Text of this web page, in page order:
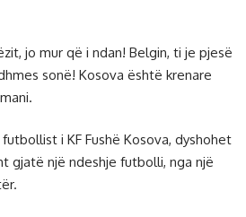
jo mur që i ndan! Belgin, ti je pjesë
sonë! Kosova është krenare
futbollist i KF Fushë Kosova, dyshohet
gjatë një ndeshje futbolli, nga një